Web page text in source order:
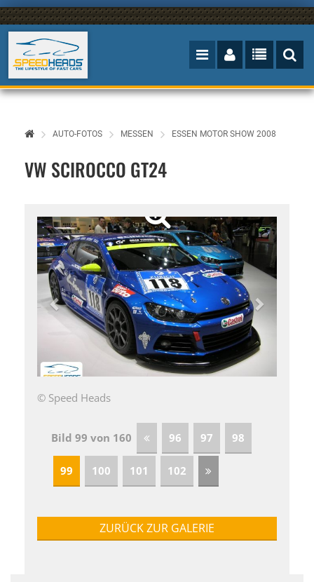
AUTO-FOTOS MESSEN ESSEN MOTOR SHOW 2008
VW SCIROCCO GT24
© Speed Heads
Bild 99 von 160 96 97 98
99 100 101 102
ZURÜCK ZUR GALERIE